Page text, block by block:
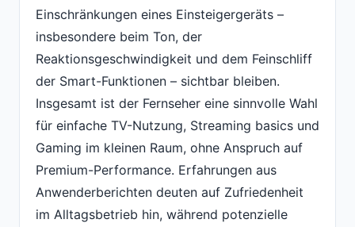
Einschränkungen eines Einsteigergeräts –
insbesondere beim Ton, der
Reaktionsgeschwindigkeit und dem Feinschliff
der Smart-Funktionen – sichtbar bleiben.
Insgesamt ist der Fernseher eine sinnvolle Wahl
für einfache TV-Nutzung, Streaming basics und
Gaming im kleinen Raum, ohne Anspruch auf
Premium-Performance. Erfahrungen aus
Anwenderberichten deuten auf Zufriedenheit
im Alltagsbetrieb hin, während potenzielle